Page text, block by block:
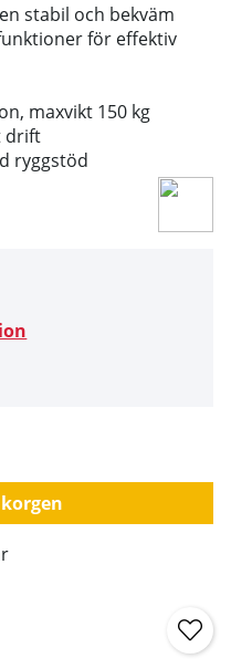
stabil och bekväm
för effektiv
maxvikt 150 kg
drift
ryggstöd